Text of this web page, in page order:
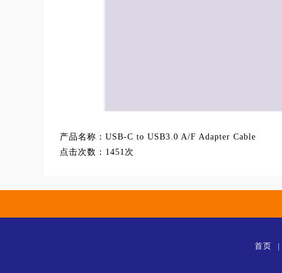
产品名称： USB-C to USB3.0 A/F Adapter Cable
点击次数： 1451次
首页 |